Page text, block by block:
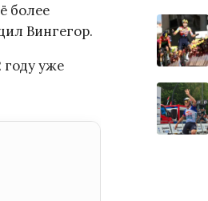
более
Вингегор.
году уже